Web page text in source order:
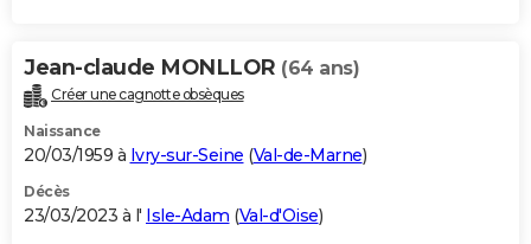
Jean-claude MONLLOR (64 ans)
Créer une cagnotte obsèques
Naissance
20/03/1959 à Ivry-sur-Seine (Val-de-Marne)
Décès
23/03/2023 à l' Isle-Adam (Val-d'Oise)